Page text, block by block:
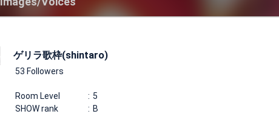
ゲリラ歌枠(shintaro)
53 Followers
Room Level
5
SHOW rank
B